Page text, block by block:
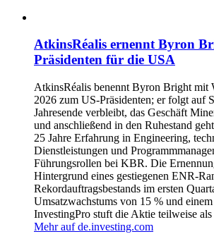
AtkinsRéalis ernennt Byron
Präsidenten für die USA
AtkinsRéalis benennt Byron Bright mit
2026 zum US-Präsidenten; er folgt auf
Jahresende verbleibt, das Geschäft
und anschließend in den Ruhestand
25 Jahre Erfahrung in Engineering,
Dienstleistungen und
Führungsrollen bei KBR. Die
Hintergrund eines gestiegenen ENR-
Rekordauftragsbestands im ersten
Umsatzwachstums von 15 % und
InvestingPro stuft die Aktie teilweise
Mehr auf de.investing.com